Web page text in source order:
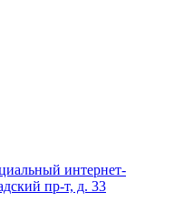
интернет-
пр-т, д. 33